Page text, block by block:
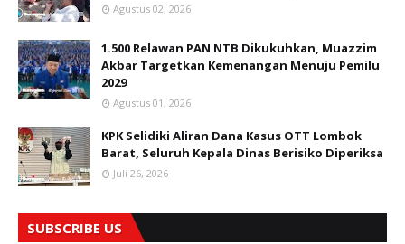
Agustus 02, 2026
1.500 Relawan PAN NTB Dikukuhkan, Muazzim
Akbar Targetkan Kemenangan Menuju Pemilu
2029
Agustus 01, 2026
KPK Selidiki Aliran Dana Kasus OTT Lombok
Barat, Seluruh Kepala Dinas Berisiko Diperiksa
Juli 26, 2026
SUBSCRIBE US